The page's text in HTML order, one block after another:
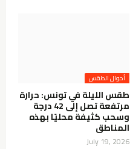
أحوال الطقس
طقس الليلة في تونس: حرارة
مرتفعة تصل إلى 42 درجة
وسحب كثيفة محليًا بهذه
المناطق
July 19, 2026